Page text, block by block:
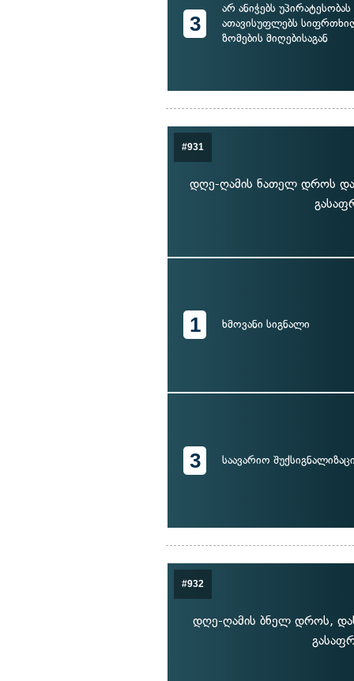
3
არ ანიჭებს
ათავისუფლებს
ზომების მიღებისაგან
#931
დღე-ღამის ნათელ დროს
1 ხმოვანი სიგნალი
3 საავარიო
#932
დღე-ღამის ბნელ დროს,